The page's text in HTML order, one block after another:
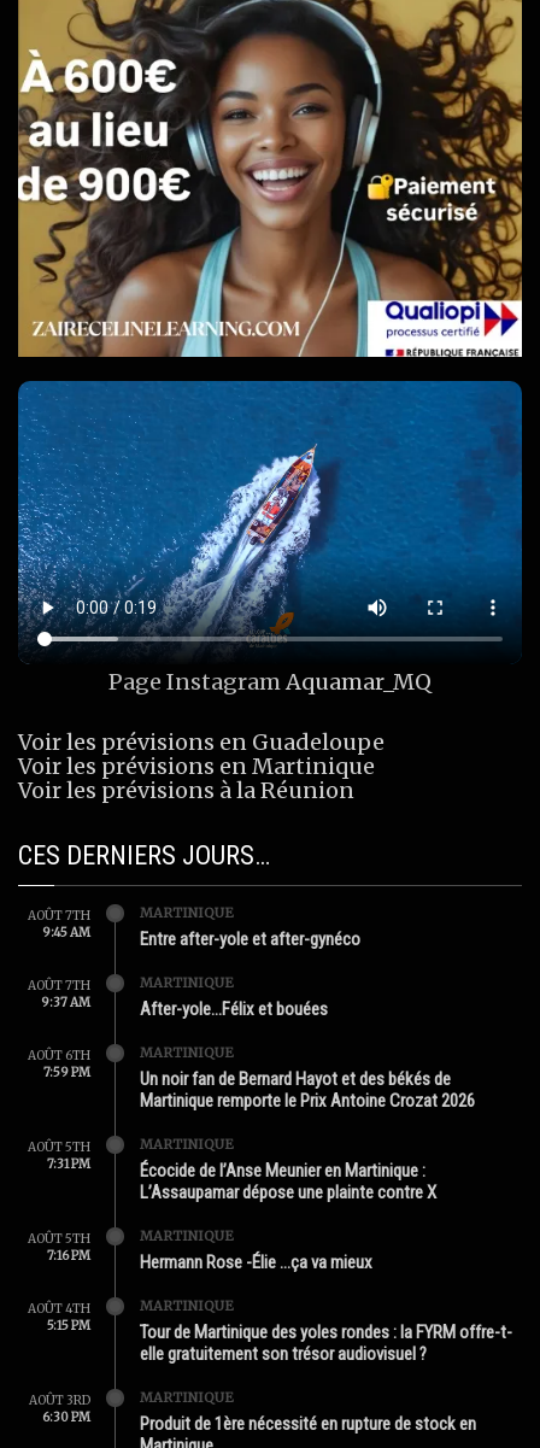
Page Instagram Aquamar_MQ
Voir les prévisions en Guadeloupe
Voir les prévisions en Martinique
Voir les prévisions à la Réunion
CES DERNIERS JOURS…
AOÛT 7TH
9:45 AM
MARTINIQUE
Entre after-yole et after-gynéco
AOÛT 7TH
9:37 AM
MARTINIQUE
After-yole…Félix et bouées
AOÛT 6TH
7:59 PM
MARTINIQUE
Un noir fan de Bernard Hayot et des békés de
Martinique remporte le Prix Antoine Crozat 2026
AOÛT 5TH
7:31 PM
MARTINIQUE
Écocide de l’Anse Meunier en Martinique :
L’Assaupamar dépose une plainte contre X
AOÛT 5TH
7:16 PM
MARTINIQUE
Hermann Rose -Élie …ça va mieux
AOÛT 4TH
5:15 PM
MARTINIQUE
Tour de Martinique des yoles rondes : la FYRM offre-t-
elle gratuitement son trésor audiovisuel ?
AOÛT 3RD
6:30 PM
MARTINIQUE
Produit de 1ère nécessité en rupture de stock en